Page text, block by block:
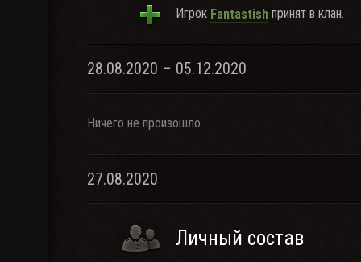
Игрок Fantastish принят в клан.
28.08.2020 – 05.12.2020
Ничего не произошло
27.08.2020
Личный состав